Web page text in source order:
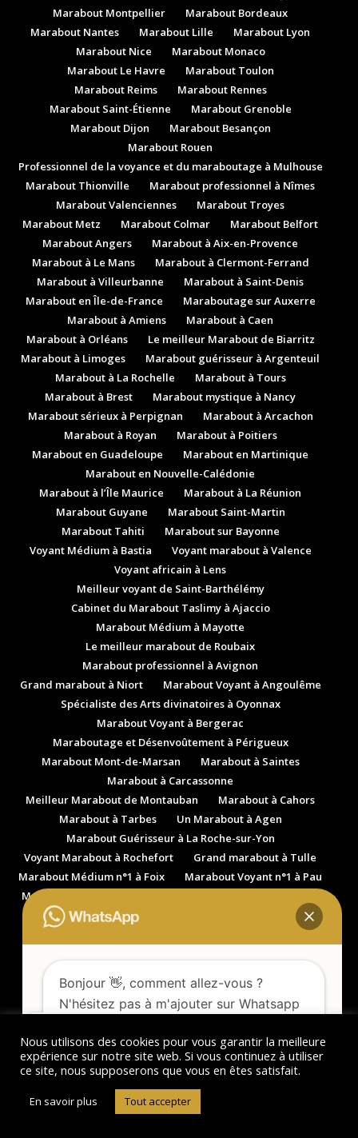
Marabout Montpellier
Marabout Bordeaux
Marabout Nantes
Marabout Lille
Marabout Lyon
Marabout Nice
Marabout Monaco
Marabout Le Havre
Marabout Toulon
Marabout Reims
Marabout Rennes
Marabout Saint-Étienne
Marabout Grenoble
Marabout Dijon
Marabout Besançon
Marabout Rouen
Professionnel de la voyance et du maraboutage à Mulhouse
Marabout Thionville
Marabout professionnel à Nîmes
Marabout Valenciennes
Marabout Troyes
Marabout Metz
Marabout Colmar
Marabout Belfort
Marabout Angers
Marabout à Aix-en-Provence
Marabout à Le Mans
Marabout à Clermont-Ferrand
Marabout à Villeurbanne
Marabout à Saint-Denis
Marabout en Île-de-France
Maraboutage sur Auxerre
Marabout à Amiens
Marabout à Caen
Marabout à Orléans
Le meilleur Marabout de Biarritz
Marabout à Limoges
Marabout guérisseur à Argenteuil
Marabout à La Rochelle
Marabout à Tours
Marabout à Brest
Marabout mystique à Nancy
Marabout sérieux à Perpignan
Marabout à Arcachon
Marabout à Royan
Marabout à Poitiers
Marabout en Guadeloupe
Marabout en Martinique
Marabout en Nouvelle-Calédonie
Marabout à l’Île Maurice
Marabout à La Réunion
Marabout Guyane
Marabout Saint-Martin
Marabout Tahiti
Marabout sur Bayonne
Voyant Médium à Bastia
Voyant marabout à Valence
Voyant africain à Lens
Meilleur voyant de Saint-Barthélémy
Cabinet du Marabout Taslimy à Ajaccio
Marabout Médium à Mayotte
Le meilleur marabout de Roubaix
Marabout professionnel à Avignon
Grand marabout à Niort
Marabout Voyant à Angoulême
Spécialiste des Arts divinatoires à Oyonnax
Marabout Voyant à Bergerac
Maraboutage et Désenvoûtement à Périgueux
Marabout Mont-de-Marsan
Marabout à Saintes
Marabout à Carcassonne
Meilleur Marabout de Montauban
Marabout à Cahors
Marabout à Tarbes
Un Marabout à Agen
Marabout Guérisseur à La Roche-sur-Yon
Voyant Marabout à Rochefort
Grand marabout à Tulle
Marabout Médium n°1 à Foix
Marabout Voyant n°1 à Pau
Marabout Voyant à Aurillac
Marabout Guérisseur à Albi
Marabout Voyant à Dax
Marabout Guérisseur à Bourges
Marabout Guérisseur à Forbach
Marabout à Petit-Bourg en Guadeloupe
Marabout à Fort-de-France en Martinique
Marabout à Nouméa en Nouvelle-Calédonie
Marabout à Papeete à Tahiti
Nous utilisons des cookies pour vous garantir la meilleure
expérience sur notre site web. Si vous continuez à utiliser
ce site, nous supposerons que vous en êtes satisfait.
En savoir plus Tout accepter
Bonjour 👋, comment allez-vous ?
N'hésitez pas à m'ajouter sur Whatsapp
Ouvrir le Tchat !